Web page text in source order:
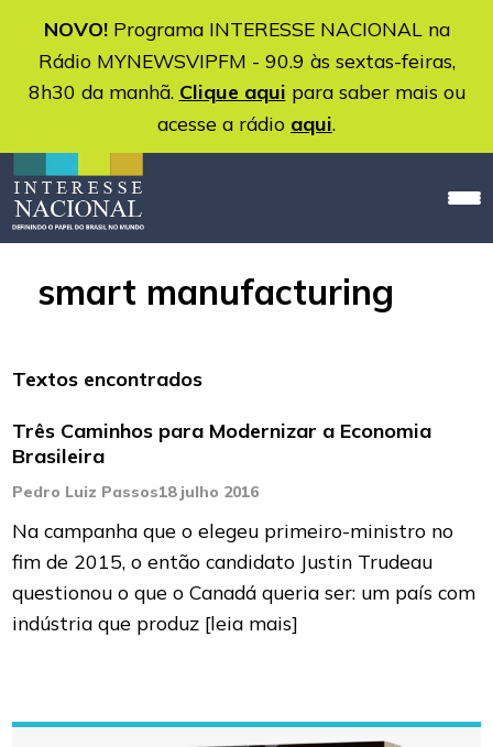
NOVO!Programa INTERESSE NACIONAL na
Rádio MYNEWSVIPFM - 90.9 às sextas-feiras,
8h30 da manhã. Clique aqui para saber mais ou
acesse a rádio aqui.
smart manufacturing
Textos encontrados
Três Caminhos para Modernizar a Economia
Brasileira
Pedro Luiz Passos18 julho 2016
Na campanha que o elegeu primeiro-ministro no
fim de 2015, o então candidato Justin Trudeau
questionou o que o Canadá queria ser: um país com
indústria que produz [leia mais]